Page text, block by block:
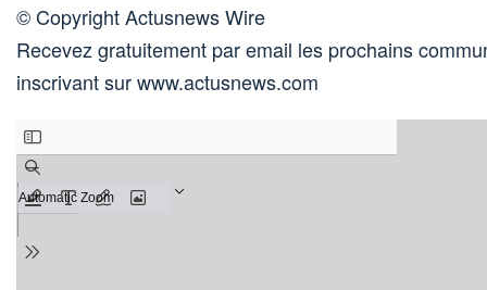
© Copyright Actusnews Wire
Recevez gratuitement par email les prochains
inscrivant sur www.actusnews.com